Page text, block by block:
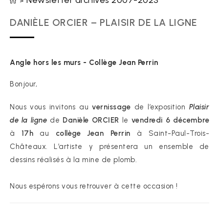
DANIÈLE ORCIER – PLAISIR DE LA LIGNE
Angle hors les murs - Collège Jean Perrin
Bonjour,
Nous vous invitons auvernissage de l’exposition Plaisir
de la ligne de Danièle ORCIER le vendredi 6 décembre
à 17h au collège Jean Perrin à Saint-Paul-Trois-
Châteaux. L’artiste y présentera un ensemble de
dessins réalisés à la mine de plomb.
Nous espérons vous retrouver à cette occasion !